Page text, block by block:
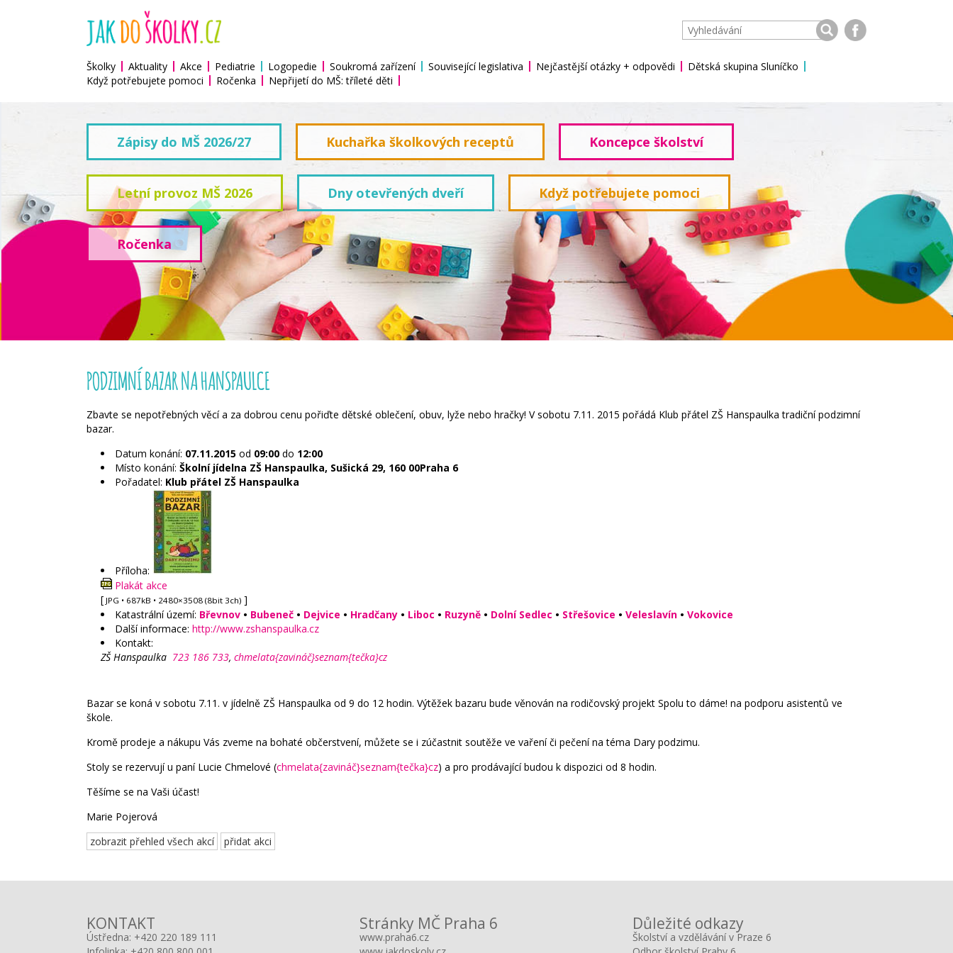
Školky Aktuality Akce Pediatrie Logopedie Soukromá zařízení Související legislativa Nejčastější otázky + odpovědi
Dětská skupina Sluníčko
Když potřebujete pomoci
Ročenka Nepřijetí do MŠ: tříleté děti
Zápisy do MŠ 2026/27 Kuchařka školkových receptů Koncepce školství
Letní provoz MŠ 2026 Dny otevřených dveří Když potřebujete pomoci
Ročenka
PODZIMNÍ BAZAR NA HANSPAULCE
Zbavte se nepotřebných věcí a za dobrou cenu pořiďte dětské oblečení, obuv, lyže nebo hračky! V sobotu 7.11. 2015 pořádá Klub přátel ZŠ Hanspaulka tradiční podzimní
bazar.
Datum konání: 07.11.2015 od 09:00 do 12:00
Místo konání: Školní jídelna ZŠ Hanspaulka, Sušická 29, 160 00Praha 6
Pořadatel: Klub přátel ZŠ Hanspaulka
Příloha:
Plakát akce
[ JPG • 687kB • 2480×3508 (8bit 3ch) ]
Katastrální území: Břevnov • Bubeneč • Dejvice • Hradčany • Liboc • Ruzyně • Dolní Sedlec • Střešovice • Veleslavín • Vokovice
Další informace: http://www.zshanspaulka.cz
Kontakt:
ZŠ Hanspaulka 723 186 733, chmelata{zavináč}seznam{tečka}cz
Bazar se koná v sobotu 7.11. v jídelně ZŠ Hanspaulka od 9 do 12 hodin. Výtěžek bazaru bude věnován na rodičovský projekt Spolu to dáme! na podporu asistentů ve
škole.
Kromě prodeje a nákupu Vás zveme na bohaté občerstvení, můžete se i zúčastnit soutěže ve vaření či pečení na téma Dary podzimu.
Stoly se rezervují u paní Lucie Chmelové (chmelata{zavináč}seznam{tečka}cz) a pro prodávající budou k dispozici od 8 hodin.
Těšíme se na Vaši účast!
Marie Pojerová
zobrazit přehled všech akcí
přidat akci
KONTAKT
Ústředna: +420 220 189 111
Stránky MČ Praha 6
www.praha6.cz
Důležité odkazy
Školství a vzdělávání v Praze 6